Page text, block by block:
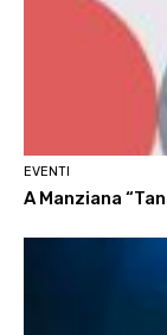
EVENTI
A Manziana